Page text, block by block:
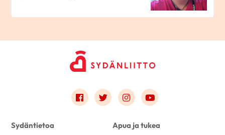
Link to facebook
Link to twitter
Link to instagram
Link to youtube
Sydäntietoa Apua ja tukea